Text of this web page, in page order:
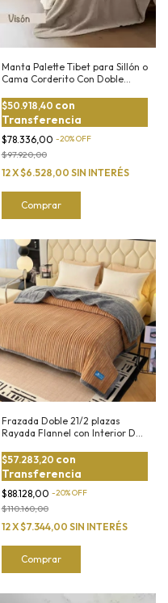
Manta Palette Tibet para Sillón o
Cama Corderito Con Doble
$78.336,00 -20%OFF
$97.920,00
$50.918,40 con
Transferencia
12X$6.528,00 SIN INTERÉS
Comprar
Frazada Doble 21/2 plazas
Rayada Flannel con Interior De
$88.128,00 -20%OFF
$110.160,00
$57.283,20 con
Transferencia
12X$7.344,00 SIN INTERÉS
Comprar